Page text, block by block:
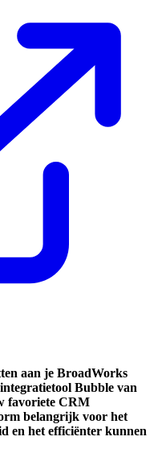
aan je BroadWorks
Bubble van
favoriete CRM
belangrijk voor het
en het efficiënter kunnen